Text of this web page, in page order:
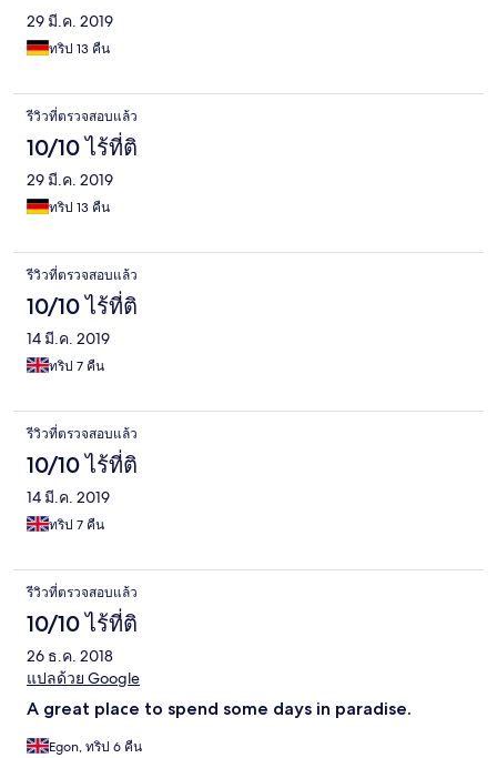
29 มี.ค. 2019
ทริป 13 คืน
รีวิวที่ตรวจสอบแล้ว
10/10 ไร้ที่ติ
29 มี.ค. 2019
ทริป 13 คืน
รีวิวที่ตรวจสอบแล้ว
10/10 ไร้ที่ติ
14 มี.ค. 2019
ทริป 7 คืน
รีวิวที่ตรวจสอบแล้ว
10/10 ไร้ที่ติ
14 มี.ค. 2019
ทริป 7 คืน
รีวิวที่ตรวจสอบแล้ว
10/10 ไร้ที่ติ
26 ธ.ค. 2018
แปลด้วย Google
A great place to spend some days in paradise.
Egon, ทริป 6 คืน